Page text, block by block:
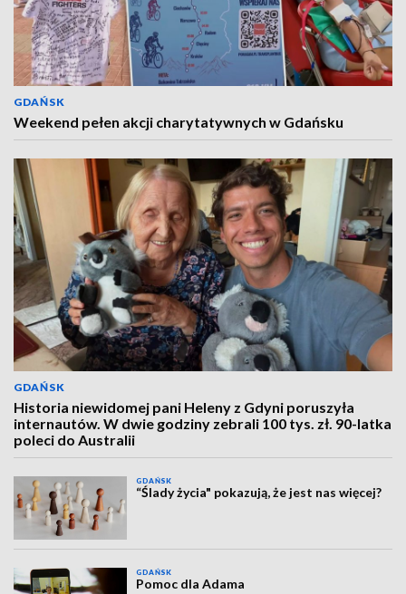
GDAŃSK
Weekend pełen akcji charytatywnych w Gdańsku
GDAŃSK
Historia niewidomej pani Heleny z Gdyni poruszyła
internautów. W dwie godziny zebrali 100 tys. zł. 90-latka
poleci do Australii
GDAŃSK
“Ślady życia" pokazują, że jest nas więcej?
GDAŃSK
Pomoc dla Adama